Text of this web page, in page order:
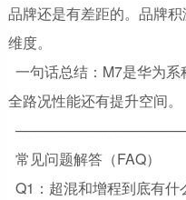
品牌还是有差距的。品牌
维度。
一句话总结：M7是华为
全路况性能还有提升空间。
常见问题解答（FAQ）
Q1：超混和增程到底有什